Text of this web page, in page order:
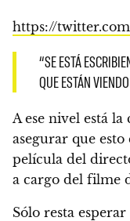
https://
“SE ESTÁ
QUE ESTÁN
A ese nivel está
asegurar que
película del
a cargo del filme
Sólo resta